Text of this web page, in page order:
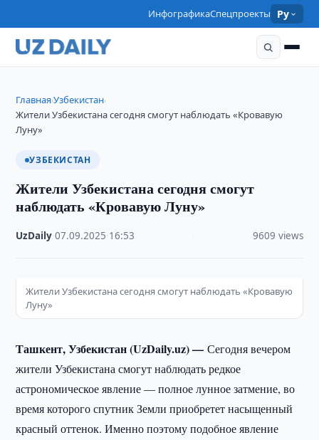
ИнфографикаСпецпроекты Ру
Главная›Узбекистан›
Жители Узбекистана сегодня смогут наблюдать «Кровавую
Луну»
УЗБЕКИСТАН
Жители Узбекистана сегодня смогут
наблюдать «Кровавую Луну»
UzDaily ·07.09.2025 16:53 9609 views
Жители Узбекистана сегодня смогут наблюдать «Кровавую
Луну»
Ташкент, Узбекистан (UzDaily.uz) —Сегодня вечером
жители Узбекистана смогут наблюдать редкое
астрономическое явление — полное лунное затмение, во
время которого спутник Земли приобретет насыщенный
красный оттенок. Именно поэтому подобное явление